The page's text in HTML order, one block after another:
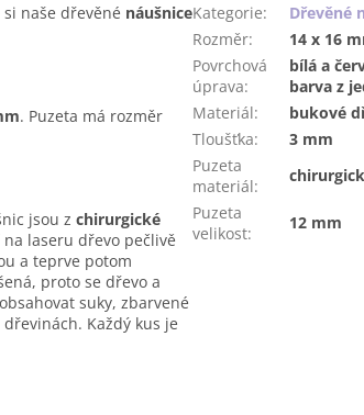
naše dřevěné náušnice
. Puzeta má rozměr
jsou z chirurgické
laseru dřevo pečlivě
a teprve potom
proto se dřevo a
suky, zbarvené
Každý kus je
Kategorie:
Dřevěné
Rozměr:
14 x 16
Povrchová
úprava:
bílá a
barva z
Materiál:
bukové
Tloušťka:
3 mm
Puzeta
materiál:
Puzeta
velikost:
12 mm